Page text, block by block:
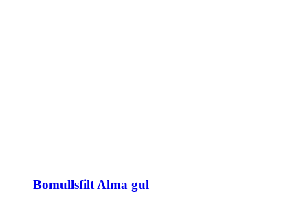
Bomullsfilt Alma gul